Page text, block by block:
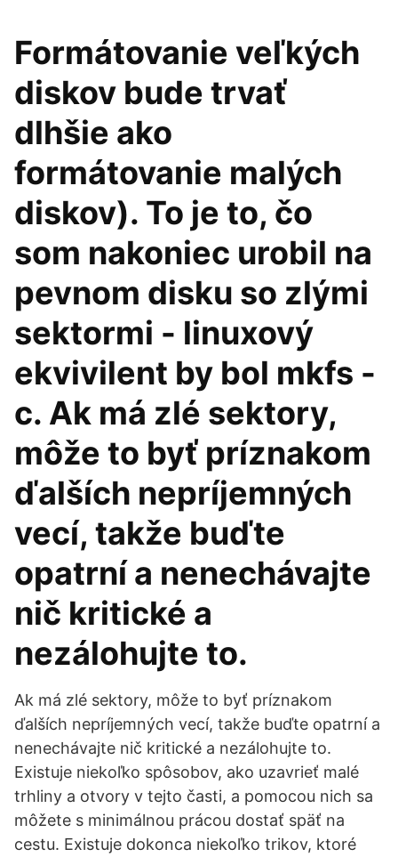
Formátovanie veľkých
diskov bude trvať
dlhšie ako
formátovanie malých
diskov). To je to, čo
som nakoniec urobil na
pevnom disku so zlými
sektormi - linuxový
ekvivilent by bol mkfs -
c. Ak má zlé sektory,
môže to byť príznakom
ďalších nepríjemných
vecí, takže buďte
opatrní a nenechávajte
nič kritické a
nezálohujte to.
Ak má zlé sektory, môže to byť príznakom
ďalších nepríjemných vecí, takže buďte opatrní a
nenechávajte nič kritické a nezálohujte to.
Existuje niekoľko spôsobov, ako uzavrieť malé
trhliny a otvory v tejto časti, a pomocou nich sa
môžete s minimálnou prácou dostať späť na
cestu. Existuje dokonca niekoľko trikov, ktoré